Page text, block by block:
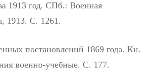
1913 год. СПб.: Военная
1913. С. 1261.
постановлений 1869 года. Кн.
военно-учебные. С. 177.